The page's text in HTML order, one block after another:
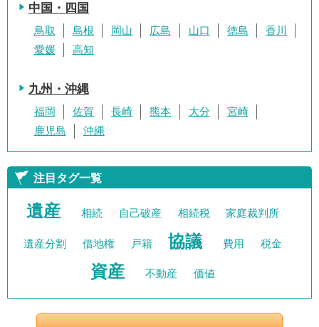
中国・四国
鳥取 島根 岡山 広島 山口 徳島
香川
愛媛
高知
九州・沖縄
福岡 佐賀 長崎 熊本 大分
宮崎
鹿児島
沖縄
注目タグ一覧
遺産 相続 自己破産 相続税 家庭裁判所
遺産分割 借地権 戸籍 協議 費用 税金
資産 不動産 価値